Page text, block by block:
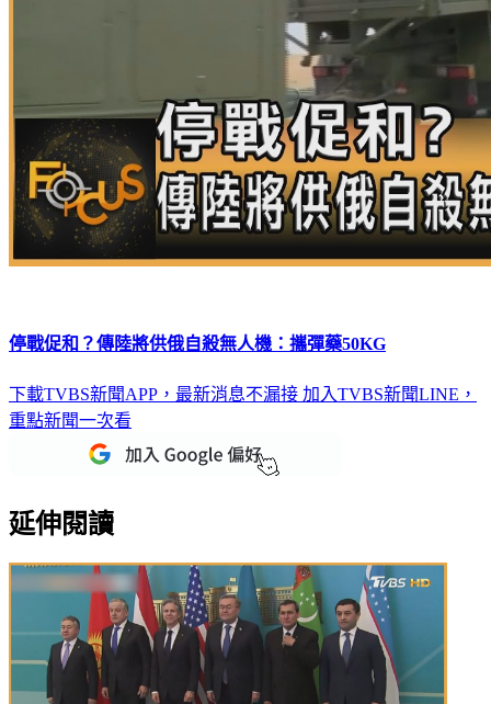
停戰促和？傳陸將供俄自殺無人機：攜彈藥50KG
下載TVBS新聞APP，最新消息不漏接 加入TVBS新聞LINE，
重點新聞一次看
延伸閱讀